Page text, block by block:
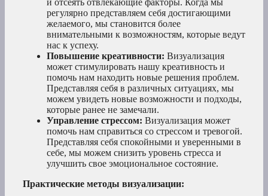
и отсеять отвлекающие факторы. Когда мы
регулярно представляем себя достигающими
желаемого, мы становится более
внимательными к возможностям, которые ведут
нас к успеху.
Повышение креативности: Визуализация
может стимулировать нашу креативность и
помочь нам находить новые решения проблем.
Представляя себя в различных ситуациях, мы
можем увидеть новые возможности и подходы,
которые ранее не замечали.
Управление стрессом: Визуализация может
помочь нам справиться со стрессом и тревогой.
Представляя себя спокойными и уверенными в
себе, мы можем снизить уровень стресса и
улучшить свое эмоциональное состояние.
Практические методы визуализации: